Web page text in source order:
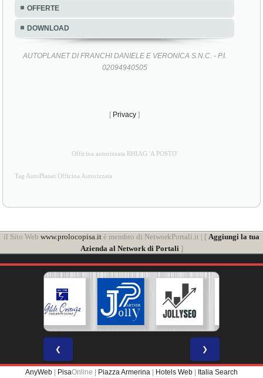
OFFERTE
DOWNLOAD
AUTOPLANET DI FRANCHI DANIELE E VERONICA S.N.C. - P.I.
02094940505
[ Privacy ]
Officina autorizzata RHIAG 'A POSTO'
Tag AutoPlanet Officina Autorizzata
il Sito Web www.prolocopisa.it è membro di NetworkPortali.it | [ Aggiungi la tua
Azienda al Network di Portali]
❮ ❯
AnyWeb PisaOnline | Piazza Armerina Hotels Web Italia Search